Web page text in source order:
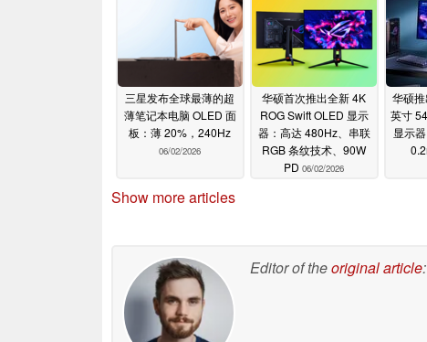
三星发布全球最薄的超
薄笔记本电脑 OLED 面
板：薄 20%，240Hz
06/02/2026
华硕首次推出全新 4K
ROG Swift OLED 显示
器：高达 480Hz、串联
RGB 条纹技术、90W
PD 06/02/2026
华硕
英寸
显示
Show more articles
Editor of theoriginal article: